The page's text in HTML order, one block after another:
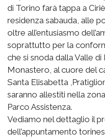
di Torino farà tappa a
residenza sabauda, alle
oltre all’entusiasmo
soprattutto per la
che si snoda dalla Valle
Monastero, al cuore del
Santa Elisabetta
saranno allestiti nella
Parco Assistenza.
Vediamo nel dettaglio il
dell’appuntamento